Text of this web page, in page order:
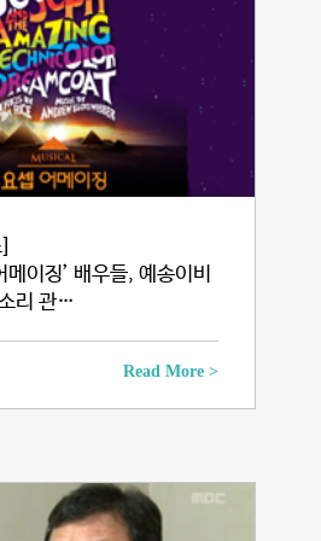
메이징’ 배우들, 예송이비
리 관…
Read More >